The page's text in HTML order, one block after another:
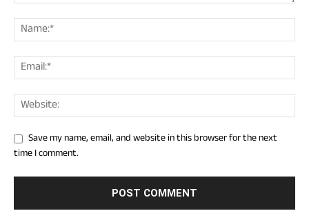
Save my name, email, and website in this browser for the next
time I comment.